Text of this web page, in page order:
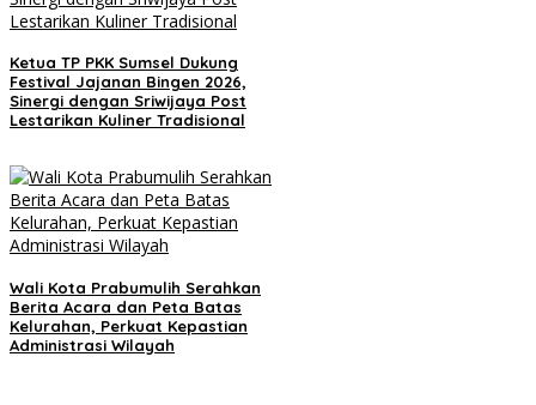
Ketua TP PKK Sumsel Dukung
Festival Jajanan Bingen 2026,
Sinergi dengan Sriwijaya Post
Lestarikan Kuliner Tradisional
Wali Kota Prabumulih Serahkan
Berita Acara dan Peta Batas
Kelurahan, Perkuat Kepastian
Administrasi Wilayah